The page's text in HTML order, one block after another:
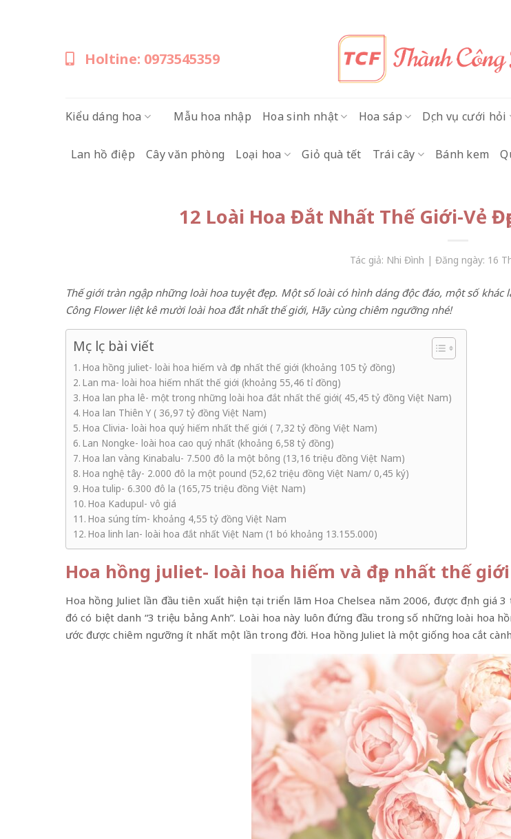
Holtine: 0973545359
Kiểu dáng hoa Mẫu hoa nhập Hoa sinh nhật Hoa sáp Dịch vụ cưới hỏi
Lan hồ điệp Cây văn phòng Loại hoa Giỏ quà tết Trái cây Bánh kem
12 Loài Hoa Đắt Nhất Thế Giới-Vẻ
Tác giả: Nhi Đình | Đăng ngày: 16
Thế giới tràn ngập những loài hoa tuyệt đẹp. Một số loài có hình dáng độc đáo, một số
Công Flower liệt kê mười loài hoa đắt nhất thế giới, Hãy cùng chiêm ngưỡng nhé!
Mục lục bài viết
Hoa hồng juliet- loài hoa hiếm và đẹp nhất thế giới (khoảng 105 tỷ đồng)
Lan ma- loài hoa hiếm nhất thế giới (khoảng 55,46 tỉ đồng)
Hoa lan pha lê- một trong những loài hoa đắt nhất thế giới( 45,45 tỷ đồng Việt Nam)
Hoa lan Thiên Y ( 36,97 tỷ đồng Việt Nam)
Hoa Clivia- loài hoa quý hiếm nhất thế giới ( 7,32 tỷ đồng Việt Nam)
Lan Nongke- loài hoa cao quý nhất (khoảng 6,58 tỷ đồng)
Hoa lan vàng Kinabalu- 7.500 đô la một bông (13,16 triệu đồng Việt Nam)
Hoa nghệ tây- 2.000 đô la một pound (52,62 triệu đồng Việt Nam/ 0,45 ký)
Hoa tulip- 6.300 đô la (165,75 triệu đồng Việt Nam)
Hoa Kadupul- vô giá
Hoa súng tím- khoảng 4,55 tỷ đồng Việt Nam
Hoa linh lan- loài hoa đắt nhất Việt Nam (1 bó khoảng 13.155.000)
Hoa hồng juliet- loài hoa hiếm và đẹp nhất thế
Hoa hồng Juliet lần đầu tiên xuất hiện tại triển lãm Hoa Chelsea năm 2006, được định
đó có biệt danh “3 triệu bảng Anh”. Loài hoa này luôn đứng đầu trong số những loài hoa
ước được chiêm ngưỡng ít nhất một lần trong đời. Hoa hồng Juliet là một giống hoa cắt